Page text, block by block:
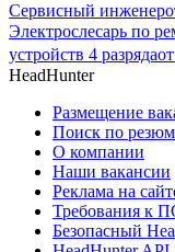
Сервисный инженер
Электрослесарь по
устройств 4 разрядаот
HeadHunter
Размещение
Поиск по
О компании
Наши вакансии
Реклама на
Требования к
Безопасный